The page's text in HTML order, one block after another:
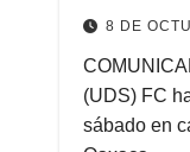
8 DE
(UDS) FC
sábado en